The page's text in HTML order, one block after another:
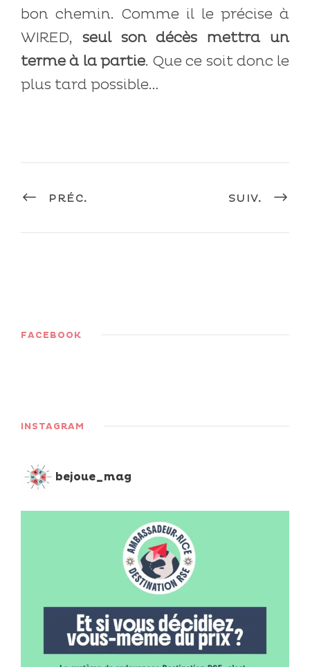
bon chemin. Comme il le précise à
WIRED, seul son décès mettra un
terme à la partie. Que ce soit donc le
plus tard possible…
PRÉC. SUIV.
FACEBOOK
INSTAGRAM
bejoue_mag